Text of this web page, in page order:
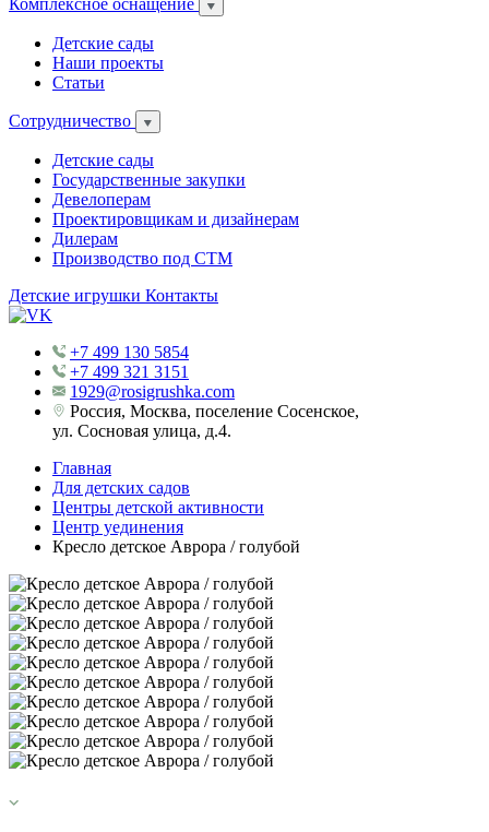
Комплексное оснащение
Детские сады
Наши проекты
Статьи
Сотрудничество
Детские сады
Государственные закупки
Девелоперам
Проектировщикам и дизайнерам
Дилерам
Производство под СТМ
Детские игрушки Контакты
+7 499 130 5854
+7 499 321 3151
1929@rosigrushka.com
Россия, Москва, поселение Сосенское,
ул. Сосновая улица, д.4.
Главная
Для детских садов
Центры детской активности
Центр уединения
Кресло детское Аврора / голубой